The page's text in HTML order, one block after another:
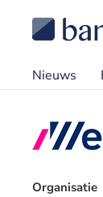
Nieuws
Organisatie